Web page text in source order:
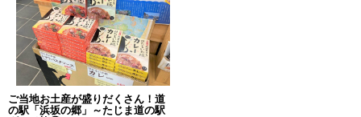
ご当地お土産が盛りだくさん！道
の駅「浜坂の郷」～たじま道の駅